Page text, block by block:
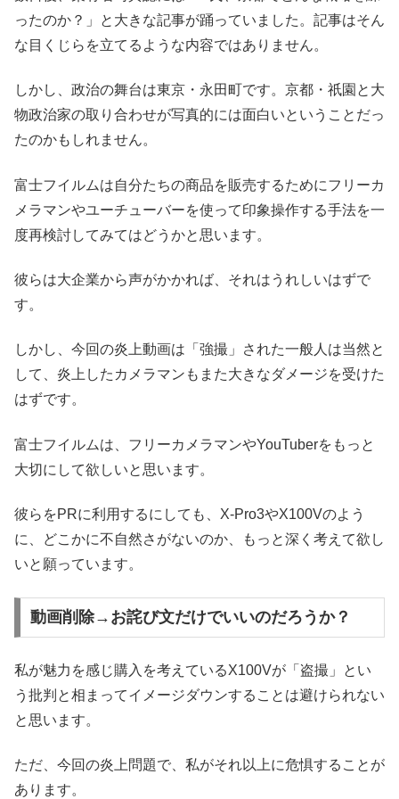
ったのか？」と大きな記事が踊っていました。記事はそん
な目くじらを立てるような内容ではありません。
しかし、政治の舞台は東京・永田町です。京都・祇園と大
物政治家の取り合わせが写真的には面白いということだっ
たのかもしれません。
富士フイルムは自分たちの商品を販売するためにフリーカ
メラマンやユーチューバーを使って印象操作する手法を一
度再検討してみてはどうかと思います。
彼らは大企業から声がかかれば、それはうれしいはずで
す。
しかし、今回の炎上動画は「強撮」された一般人は当然と
して、炎上したカメラマンもまた大きなダメージを受けた
はずです。
富士フイルムは、フリーカメラマンやYouTuberをもっと
大切にして欲しいと思います。
彼らをPRに利用するにしても、X-Pro3やX100Vのよう
に、どこかに不自然さがないのか、もっと深く考えて欲し
いと願っています。
動画削除→お詫び文だけでいいのだろうか？
私が魅力を感じ購入を考えているX100Vが「盗撮」とい
う批判と相まってイメージダウンすることは避けられない
と思います。
ただ、今回の炎上問題で、私がそれ以上に危惧することが
あります。